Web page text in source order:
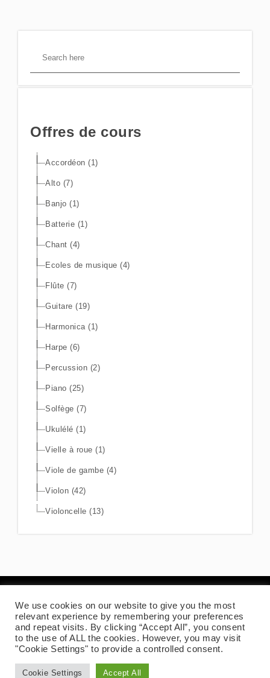
Offres de cours
Accordéon (1)
Alto (7)
Banjo (1)
Batterie (1)
Chant (4)
Ecoles de musique (4)
Flûte (7)
Guitare (19)
Harmonica (1)
Harpe (6)
Percussion (2)
Piano (25)
Solfège (7)
Ukulélé (1)
Vielle à roue (1)
Viole de gambe (4)
Violon (42)
Violoncelle (13)
Mentions légales
Copyrights AZZATO. All Rights Reserved | Theme by
Spiracle Themes
We use cookies on our website to give you the most
relevant experience by remembering your preferences
and repeat visits. By clicking “Accept All”, you consent
to the use of ALL the cookies. However, you may visit
"Cookie Settings" to provide a controlled consent.
Cookie Settings Accept All